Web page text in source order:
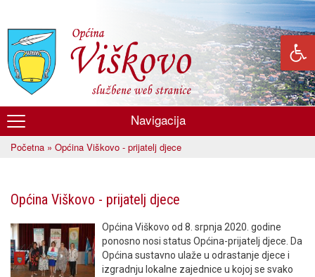
glavni
sadržaj
Općina
Viškovo
Navigacija
Početna » Općina Viškovo - prijatelj djece
Općina Viškovo - prijatelj djece
Općina Viškovo od 8. srpnja 2020. godine
ponosno nosi status Općina-prijatelj djece. Da
Općina sustavno ulaže u odrastanje djece i
izgradnju lokalne zajednice u kojoj se svako